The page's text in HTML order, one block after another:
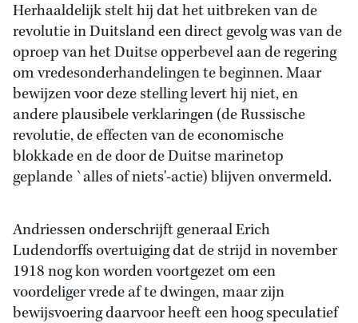
Herhaaldelijk stelt hij dat het uitbreken van de
revolutie in Duitsland een direct gevolg was van de
oproep van het Duitse opperbevel aan de regering
om vredesonderhandelingen te beginnen. Maar
bewijzen voor deze stelling levert hij niet, en
andere plausibele verklaringen (de Russische
revolutie, de effecten van de economische
blokkade en de door de Duitse marinetop
geplande `alles of niets'-actie) blijven onvermeld.
Andriessen onderschrijft generaal Erich
Ludendorffs overtuiging dat de strijd in november
1918 nog kon worden voortgezet om een
voordeliger vrede af te dwingen, maar zijn
bewijsvoering daarvoor heeft een hoog speculatief